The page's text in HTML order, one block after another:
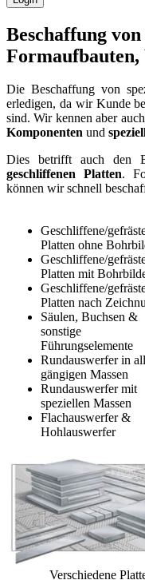
Beschaffung
Formaufbauten,
Die Beschaffung von
erledigen, da wir Kunde
sind. Wir kennen aber
Komponenten und
Dies betrifft auch den
geschliffenen Platten.
können wir schnell
Geschliffene/
Platten ohne
Geschliffene/
Platten mit
Geschliffene/
Platten nach
Säulen, Buchsen &
sonstige
Führungselemente
Rundauswerfer in
gängigen Massen
Rundauswerfer mit
speziellen Massen
Flachauswerfer &
Hohlauswerfer
Verschiedene